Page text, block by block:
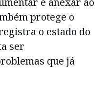
protege o
o estado do
ser
que já